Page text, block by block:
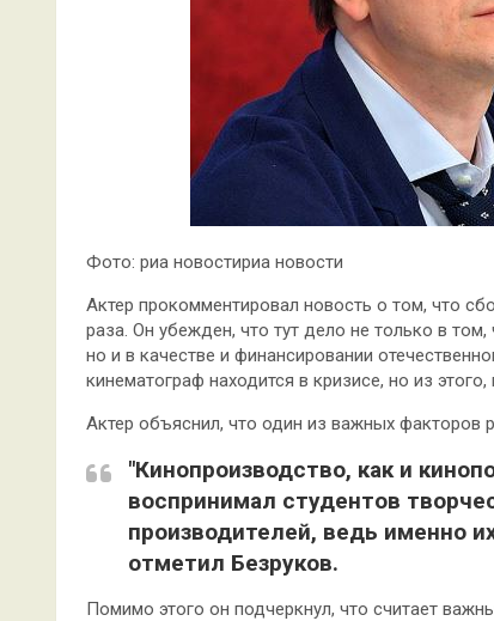
Фото: риа новостириа новости
Актер прокомментировал новость о том, что
раза. Он убежден, что тут дело не только в
но и в качестве и финансировании
кинематограф находится в кризисе, но из
Актер объяснил, что один из важных факторов
"Кинопроизводство, как и
воспринимал студентов
производителей, ведь именно
отметил Безруков.
Помимо этого он подчеркнул, что считает